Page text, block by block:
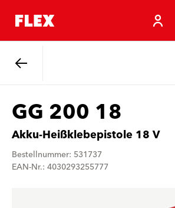
GG 200 18
Akku-Heißklebepistole 18 V
Bestellnummer: 531737
EAN-Nr.: 4030293255777